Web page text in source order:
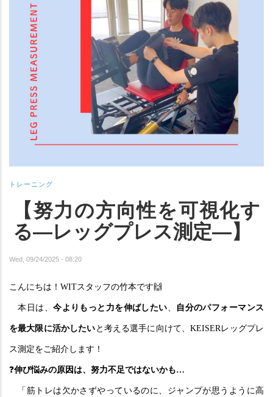
トレーニング
【努力の方向性を可視化す
る―レッグプレス測定―】
Wed, 09/24/2025 - 08:20
こんにちは！WITスタッフの竹本です🙌
本日は、今よりもっと力を伸ばしたい、 自分のパフォーマンス
を最大限に活かしたい と考える選手に向けて、KEISERレッグプレ
ス測定をご紹介します！
❓伸び悩みの原因は、努力不足ではないかも…
「筋トレは欠かさずやっているのに、ジャンプが思うように高